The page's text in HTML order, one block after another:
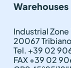
Warehouses
Industrial
20067
Tel. +39 02
FAX +39 02